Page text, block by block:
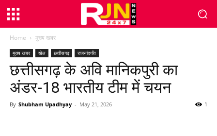
Home मुख्य खबर
मुख्य खबर खेल छत्तीसगढ़ राजनांदगाँव
छत्तीसगढ़ के अवि मानिकपुरी का
अंडर-18 भारतीय टीम में चयन
By Shubham Upadhyay - May 21, 2026 1